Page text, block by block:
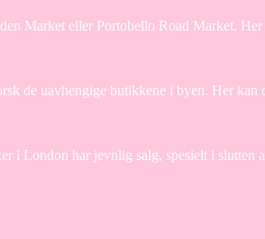
Market eller Portobello Road Market.
de uavhengige butikkene i byen. Her
i London har jevnlig salg, spesielt i slutten